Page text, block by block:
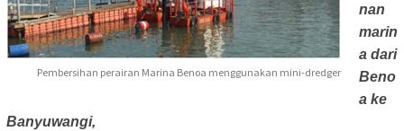
Pembersihan perairan Marina Benoa menggunakan mini-dredger
nan
marin
a dari
Beno
a ke
Banyuwangi,